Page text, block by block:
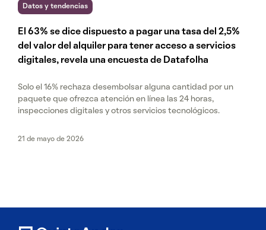
Datos y tendencias
El 63% se dice dispuesto a pagar una tasa del 2,5%
del valor del alquiler para tener acceso a servicios
digitales, revela una encuesta de Datafolha
Solo el 16% rechaza desembolsar alguna cantidad por un
paquete que ofrezca atención en línea las 24 horas,
inspecciones digitales y otros servicios tecnológicos.
21 de mayo de 2026